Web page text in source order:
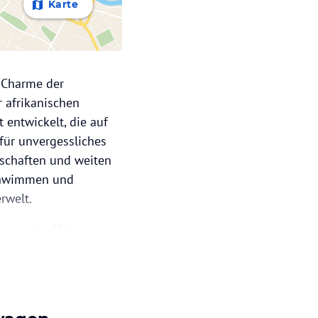
Karte
der
afrikanischen
entwickelt, die auf
unvergessliches
und weiten
und